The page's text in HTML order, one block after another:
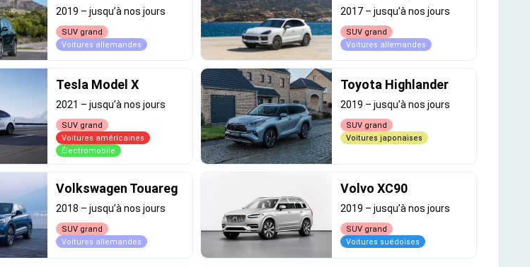
2019 –jusqu’à nos jours
SUV grand
Voitures allemandes
2017– jusqu’à nos jours
SUV grand
Voitures allemandes
Tesla Model X
2021 –jusqu’à nos jours
SUV grand
Voitures américaines
Électromobile
Toyota Highlander
2019 – jusqu’à nos jours
SUV grand
Voitures japonaises
Volkswagen Touareg
2018 –jusqu’à nos jours
SUV grand
Voitures allemandes
Volvo XC90
2019 – jusqu’à nos jours
SUV grand
Voitures suédoises